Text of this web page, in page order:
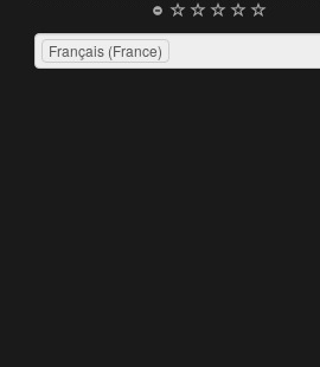
Français (France)